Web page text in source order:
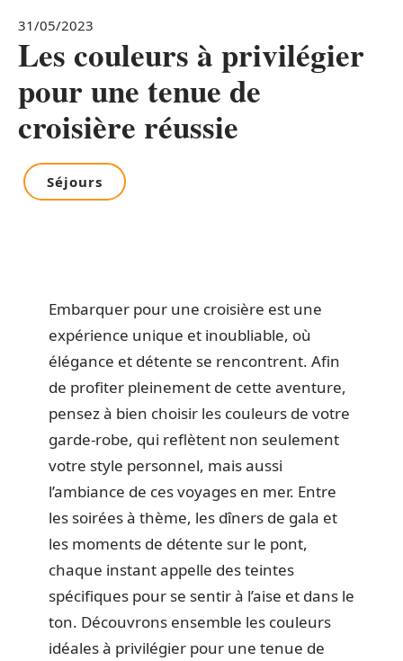
31/05/2023
Les couleurs à privilégier
pour une tenue de
croisière réussie
Séjours
Embarquer pour une croisière est une
expérience unique et inoubliable, où
élégance et détente se rencontrent. Afin
de profiter pleinement de cette aventure,
pensez à bien choisir les couleurs de votre
garde-robe, qui reflètent non seulement
votre style personnel, mais aussi
l’ambiance de ces voyages en mer. Entre
les soirées à thème, les dîners de gala et
les moments de détente sur le pont,
chaque instant appelle des teintes
spécifiques pour se sentir à l’aise et dans le
ton. Découvrons ensemble les couleurs
idéales à privilégier pour une tenue de